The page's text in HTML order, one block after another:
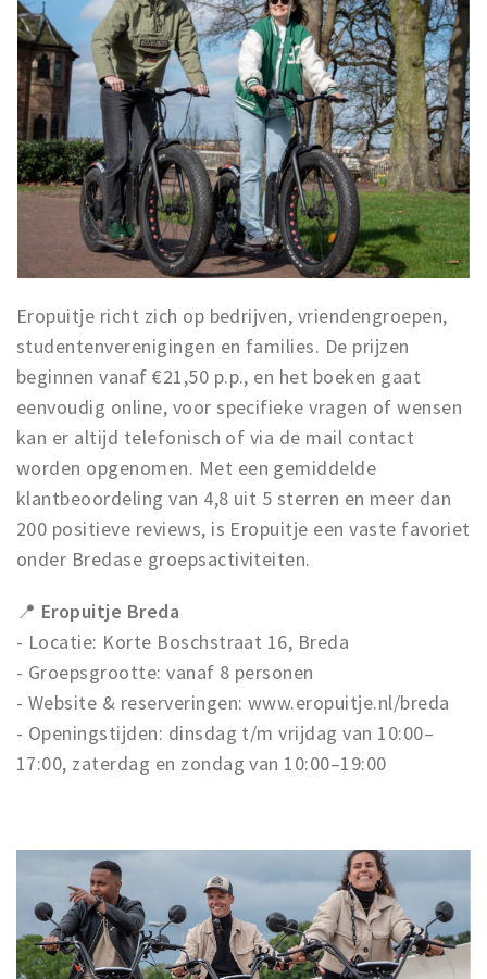
Eropuitje richt zich op bedrijven, vriendengroepen,
studentenverenigingen en families. De prijzen
beginnen vanaf €21,50 p.p., en het boeken gaat
eenvoudig online, voor specifieke vragen of wensen
kan er altijd telefonisch of via de mail contact
worden opgenomen. Met een gemiddelde
klantbeoordeling van 4,8 uit 5 sterren en meer dan
200 positieve reviews, is Eropuitje een vaste favoriet
onder Bredase groepsactiviteiten.
📍 Eropuitje Breda
- Locatie: Korte Boschstraat 16, Breda
- Groepsgrootte: vanaf 8 personen
- Website & reserveringen: www.eropuitje.nl/breda
- Openingstijden: dinsdag t/m vrijdag van 10:00–
17:00, zaterdag en zondag van 10:00–19:00